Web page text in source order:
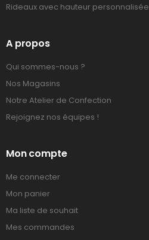
Rideaux avec hauteur personnalisée
A propos
Qui sommes-nous ?
Nos Magasins
Notre Atelier de Confection
Rejoignez nos équipes !
Mon compte
Me connecter
Mon panier
Ma liste de souhait
Mes commandes